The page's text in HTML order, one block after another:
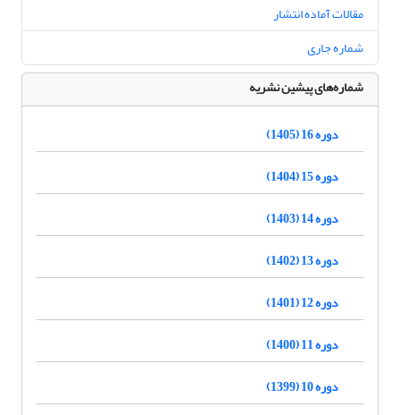
مقالات آماده انتشار
شماره جاری
شماره‌های پیشین نشریه
دوره 16 (1405)
دوره 15 (1404)
دوره 14 (1403)
دوره 13 (1402)
دوره 12 (1401)
دوره 11 (1400)
دوره 10 (1399)